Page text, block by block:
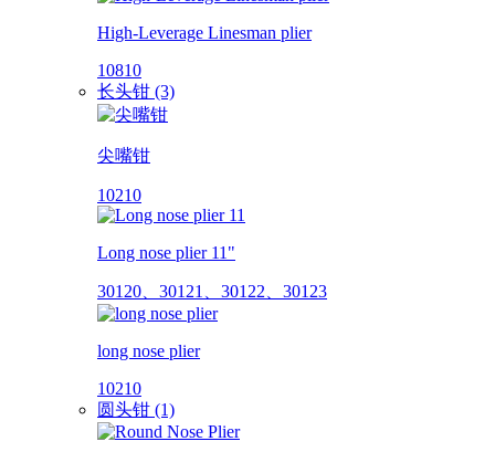
High-Leverage Linesman plier
10810
长头钳 (3)
尖嘴钳
10210
Long nose plier 11"
30120、30121、30122、30123
long nose plier
10210
圆头钳 (1)